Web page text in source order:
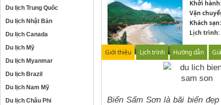
Du lịch Trung Quốc
Du lịch Nhật Bản
Du lịch Canada
Du lịch Mỹ
Du lịch Myanmar
Du lịch Brazil
Du lịch Nam Mỹ
Du lịch Châu Phi
Khởi hành:
Vận
Khách sạn:
Lịch trình:
Giới thiệu Lịch trình Hướng dẫn Giá
Biển Sẩm Sơn là bãi biển